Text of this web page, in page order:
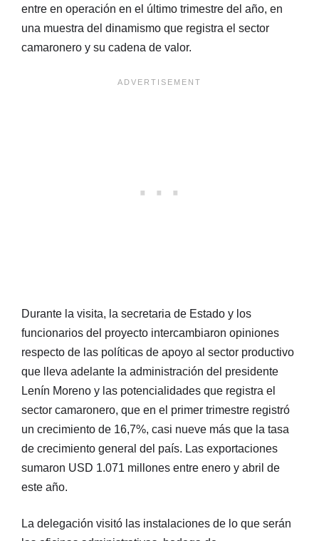
entre en operación en el último trimestre del año, en
una muestra del dinamismo que registra el sector
camaronero y su cadena de valor.
Durante la visita, la secretaria de Estado y los
funcionarios del proyecto intercambiaron opiniones
respecto de las políticas de apoyo al sector productivo
que lleva adelante la administración del presidente
Lenín Moreno y las potencialidades que registra el
sector camaronero, que en el primer trimestre registró
un crecimiento de 16,7%, casi nueve más que la tasa
de crecimiento general del país. Las exportaciones
sumaron USD 1.071 millones entre enero y abril de
este año.
La delegación visitó las instalaciones de lo que serán